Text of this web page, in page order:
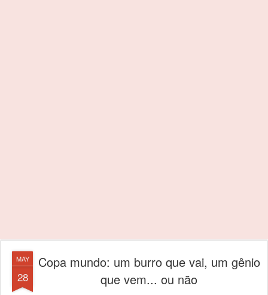
MAY
28
Copa mundo: um burro que vai, um gênio
que vem... ou não